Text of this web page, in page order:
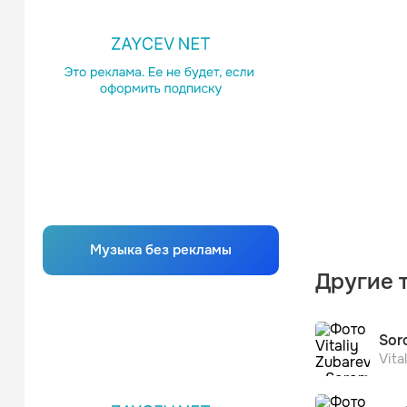
Музыка без рекламы
Другие